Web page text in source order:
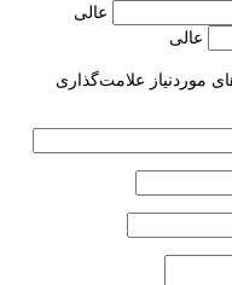
عالی
عالی
موردنیاز علامت‌گذاری